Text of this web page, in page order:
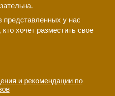
у нас
хочет разместить свое